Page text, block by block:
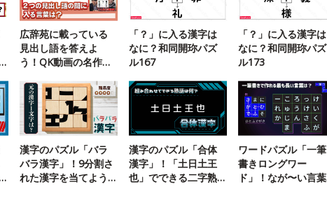
広辞苑に載っている
見出し語を答えよ
う！QK動画の名作ク
「？」に入る漢字は
なに？和同開珎パズ
ル167
「？」に入る漢字は
なに？和同開珎パズ
ル173
漢字のパズル「バラ
バラ漢字」！9分割さ
れた漢字を当てよう
漢字のパズル「合体
漢字」！「土日土王
也」でできる二字熟
ワードパズル「一筆
書きロングワー
ド」！なが〜い言葉